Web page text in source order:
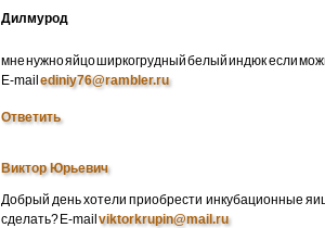
Дилмурод
мне нужно яйцо ширкогрудный белый индюк если
E-mailediniy76@rambler.ru
Ответить
Виктор Юрьевич
Добрый день хотели приобрести инкубационные
сделать? E-mailviktorkrupin@mail.ru